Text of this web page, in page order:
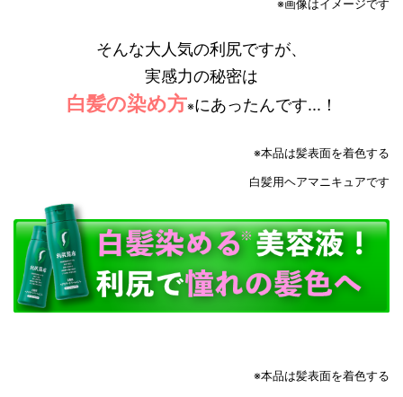
※画像はイメージです
そんな大人気の利尻ですが、
実感力の秘密は
白髪の染め方※にあったんです...！
※本品は髪表面を着色する
白髪用ヘアマニキュアです
※本品は髪表面を着色する